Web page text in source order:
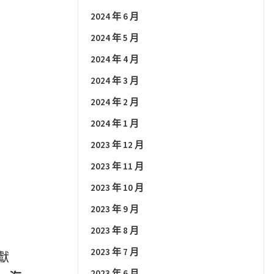
2024 年 6 月
2024 年 5 月
2024 年 4 月
2024 年 3 月
2024 年 2 月
2024 年 1 月
2023 年 12 月
2023 年 11 月
2023 年 10 月
2023 年 9 月
2023 年 8 月
2023 年 7 月